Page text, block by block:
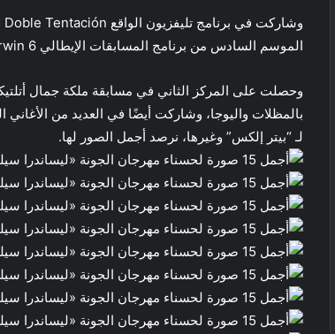
الموسم السادس من برنامج المسابقات الإيطالي Ciao Darwin 6.
لـ “بيتر إلكس” وغيرها، نرصد أجمل الصور لها.